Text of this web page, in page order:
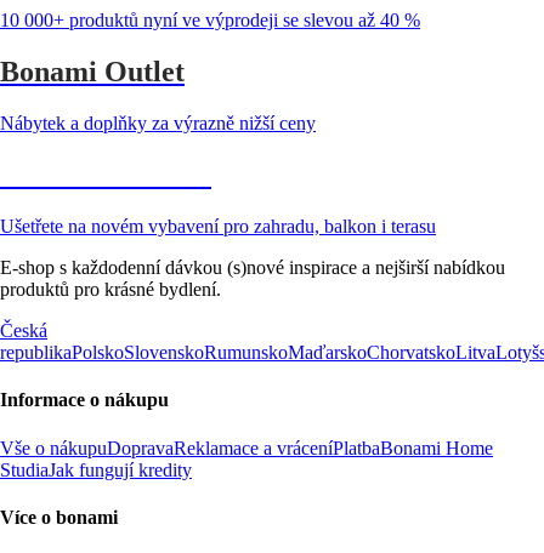
10 000+ produktů nyní ve výprodeji se slevou až 40 %
Bonami Outlet
Nábytek a doplňky za výrazně nižší ceny
Ušetřete na novém vybavení pro zahradu, balkon i terasu
E-shop s každodenní dávkou (s)nové inspirace a nejširší nabídkou
produktů pro krásné bydlení.
Česká
republikaPolskoSlovenskoRumunskoMaďarskoChorvatskoLitva
Informace o nákupu
Vše o nákupuDopravaReklamace a vráceníPlatbaBonami Home
StudiaJak fungují kredity
Více o bonami